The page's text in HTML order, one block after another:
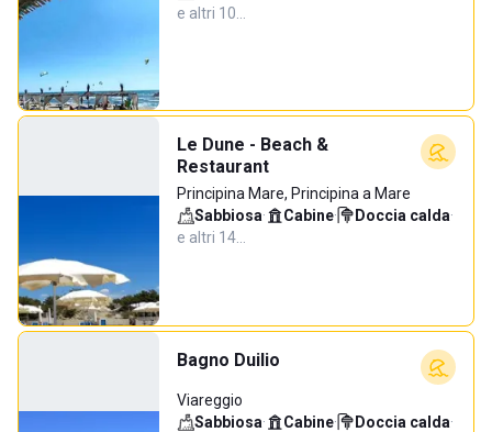
e altri 10…
Le Dune - Beach &
Restaurant
Principina Mare, Principina a Mare
Sabbiosa· Cabine· Doccia calda·
e altri 14…
Bagno Duilio
Viareggio
Sabbiosa· Cabine· Doccia calda·